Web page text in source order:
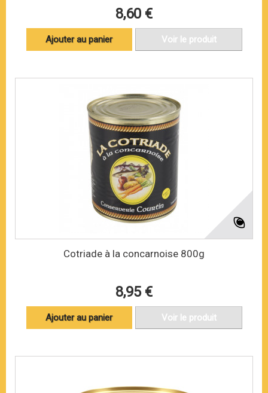
8,60 €
Ajouter au panier Voir le produit
Cotriade à la concarnoise 800g
8,95 €
Ajouter au panier Voir le produit